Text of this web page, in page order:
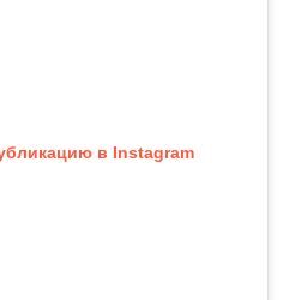
в Instagram